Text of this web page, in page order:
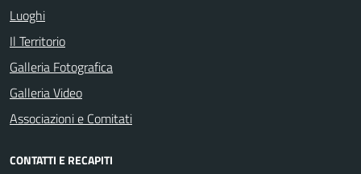
Luoghi
Il Territorio
Galleria Fotografica
Galleria Video
Associazioni e Comitati
CONTATTI E RECAPITI